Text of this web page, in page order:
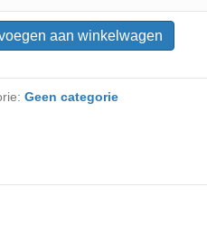
aan winkelwagen
Geen categorie